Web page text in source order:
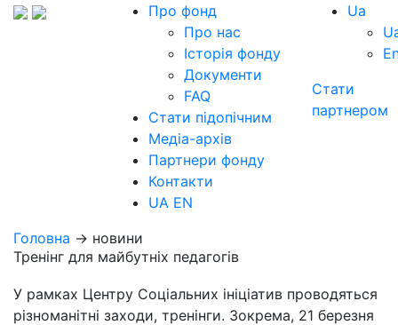
Про фонд
Про нас
Історія фонду
Документи
FAQ
Стати підопічним
Медіа-архів
Партнери фонду
Контакти
UA EN
Ua
Стати
партнером
Головна → новини
Тренінг для майбутніх педагогів
У рамках Центру Соціальних ініціатив проводяться
різноманітні заходи, тренінги. Зокрема, 21 березня